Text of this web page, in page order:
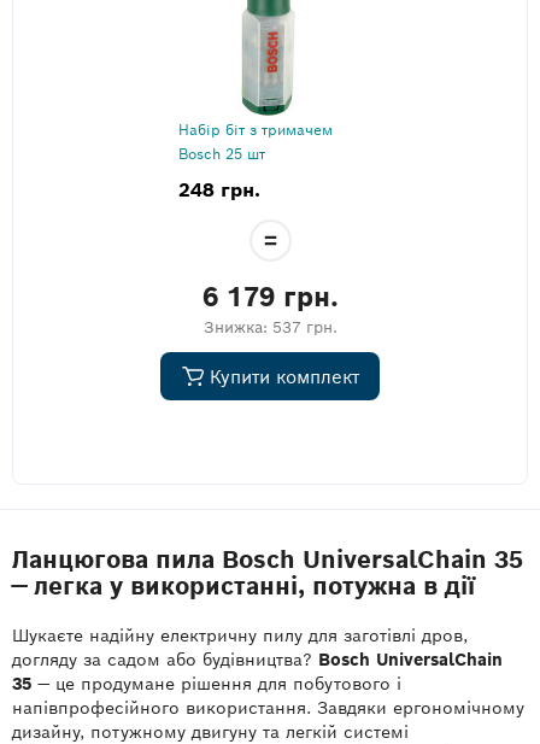
Набір біт з тримачем
Bosch 25 шт
248 грн.
6 179 грн.
Знижка: 537 грн.
Купити комплект
Ланцюгова пила Bosch UniversalChain 35
— легка у використанні, потужна в дії
Шукаєте надійну електричну пилу для заготівлі дров,
догляду за садом або будівництва? Bosch UniversalChain
35 — це продумане рішення для побутового і
напівпрофесійного використання. Завдяки ергономічному
дизайну, потужному двигуну та легкій системі